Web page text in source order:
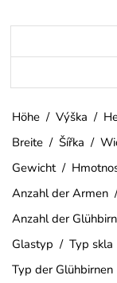
Höhe / Výška /
Breite / Šířka /
Gewicht /
Anzahl der
Anzahl der
Glastyp / Typ skla
Typ der